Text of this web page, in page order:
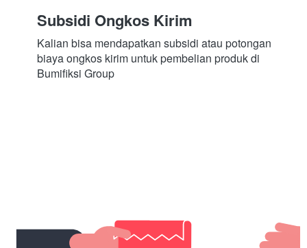
Subsidi Ongkos Kirim
Kalian bisa mendapatkan subsidi atau potongan
biaya ongkos kirim untuk pembelian produk di
Bumifiksi Group